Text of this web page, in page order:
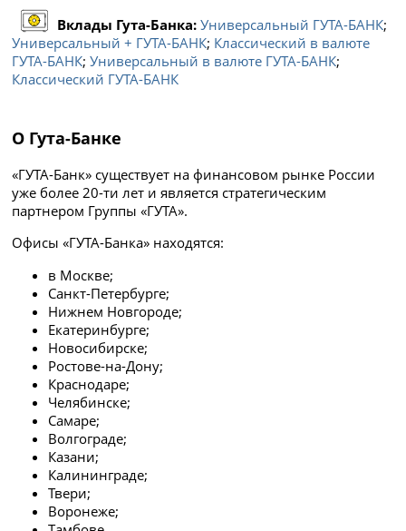
Вклады Гута-Банка: Универсальный ГУТА-БАНК;
Универсальный + ГУТА-БАНК; Классический в валюте
ГУТА-БАНК;Универсальный в валюте ГУТА-БАНК;
Классический ГУТА-БАНК
О Гута-Банке
«ГУТА-Банк» существует на финансовом рынке России
уже более 20-ти лет и является стратегическим
партнером Группы «ГУТА».
Офисы «ГУТА-Банка» находятся:
в Москве;
Санкт-Петербурге;
Нижнем Новгороде;
Екатеринбурге;
Новосибирске;
Ростове-на-Дону;
Краснодаре;
Челябинске;
Самаре;
Волгограде;
Казани;
Калининграде;
Твери;
Воронеже;